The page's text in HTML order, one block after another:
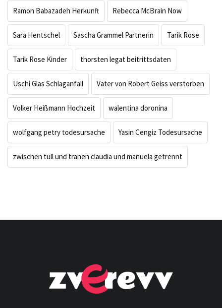
Ramon Babazadeh Herkunft Rebecca McBrain Now
Sara Hentschel Sascha Grammel Partnerin Tarik Rose
Tarik Rose Kinder thorsten legat beitrittsdaten
Uschi Glas Schlaganfall Vater von Robert Geiss verstorben
Volker Heißmann Hochzeit walentina doronina
wolfgang petry todesursache Yasin Cengiz Todesursache
zwischen tüll und tränen claudia und manuela getrennt